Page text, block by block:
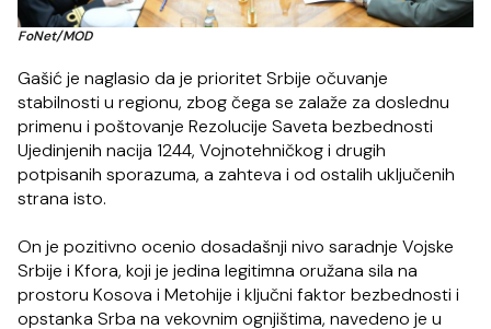
FoNet/MOD
Gašić je naglasio da je prioritet Srbije očuvanje
stabilnosti u regionu, zbog čega se zalaže za doslednu
primenu i poštovanje Rezolucije Saveta bezbednosti
Ujedinjenih nacija 1244, Vojnotehničkog i drugih
potpisanih sporazuma, a zahteva i od ostalih uključenih
strana isto.
On je pozitivno ocenio dosadašnji nivo saradnje Vojske
Srbije i Kfora, koji je jedina legitimna oružana sila na
prostoru Kosova i Metohije i ključni faktor bezbednosti i
opstanka Srba na vekovnim ognjištima, navedeno je u